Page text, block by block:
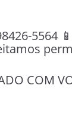
5564
COM